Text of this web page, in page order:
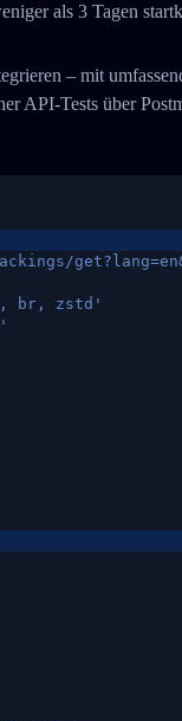
als 3 Tagen
– mit
API-Tests über
br, zstd'